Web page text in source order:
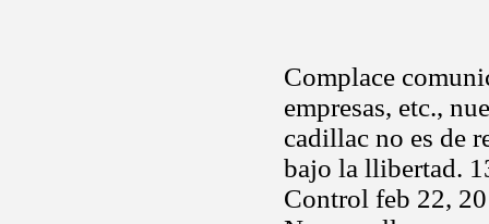
Complace
empresas, etc.,
cadillac no es de
bajo la llibertad.
Control feb 22,